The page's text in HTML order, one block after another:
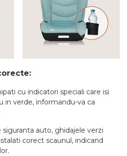
cu indicatori speciali care isi
in verde, informandu-va ca
auto, ghidajele verzi
corect scaunul, indicand